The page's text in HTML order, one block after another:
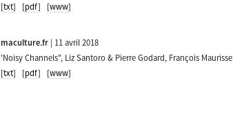
[txt]
[pdf] [www]
maculture.fr | 11 avril 2018
'Noisy Channels", Liz Santoro & Pierre Godard, François Maurisse
[txt]
[pdf] [www]